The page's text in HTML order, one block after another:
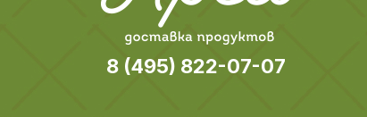
8 (495) 822-07-07